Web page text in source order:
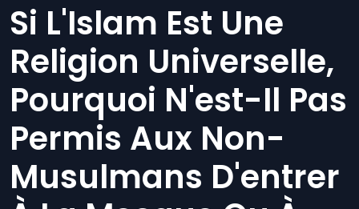
Si L'Islam Est Une
Religion Universelle,
Pourquoi N'est-Il Pas
Permis Aux Non-
Musulmans D'entrer